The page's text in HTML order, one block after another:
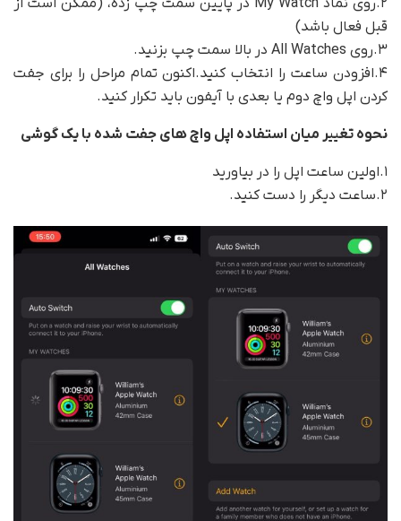
قبل فعال باشد)
۳.روی All Watches در بالا سمت چپ بزنید.
۴.افزودن ساعت را انتخاب کنید.اکنون تمام مراحل را برای جفت
کردن اپل واچ دوم یا بعدی با آیفون باید تکرار کنید.
نحوه تغییر میان استفاده اپل واچ های جفت شده با یک گوشی
۲.ساعت دیگر را دست کنید.